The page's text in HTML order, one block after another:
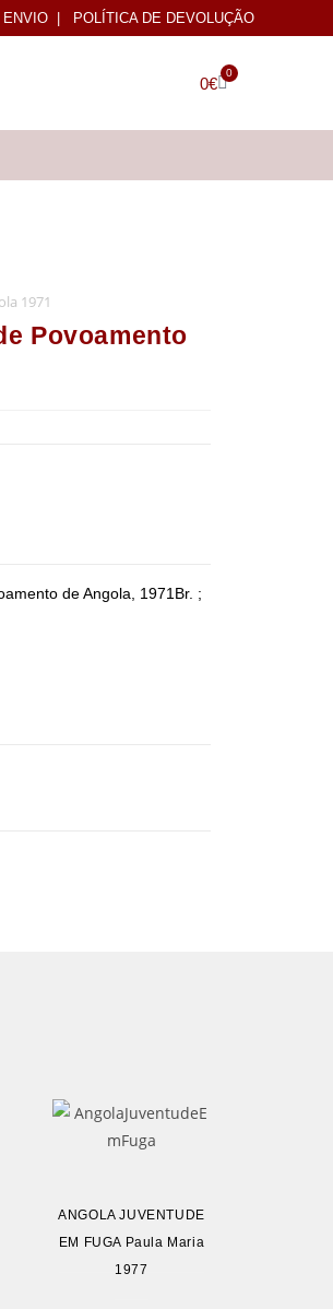
ENVIO | POLÍTICA DE DEVOLUÇÃO
0€
0
1971
Povoamento
de Angola, 1971Br. ;
ANGOLA JUVENTUDE
EM FUGA Paula Maria
1977